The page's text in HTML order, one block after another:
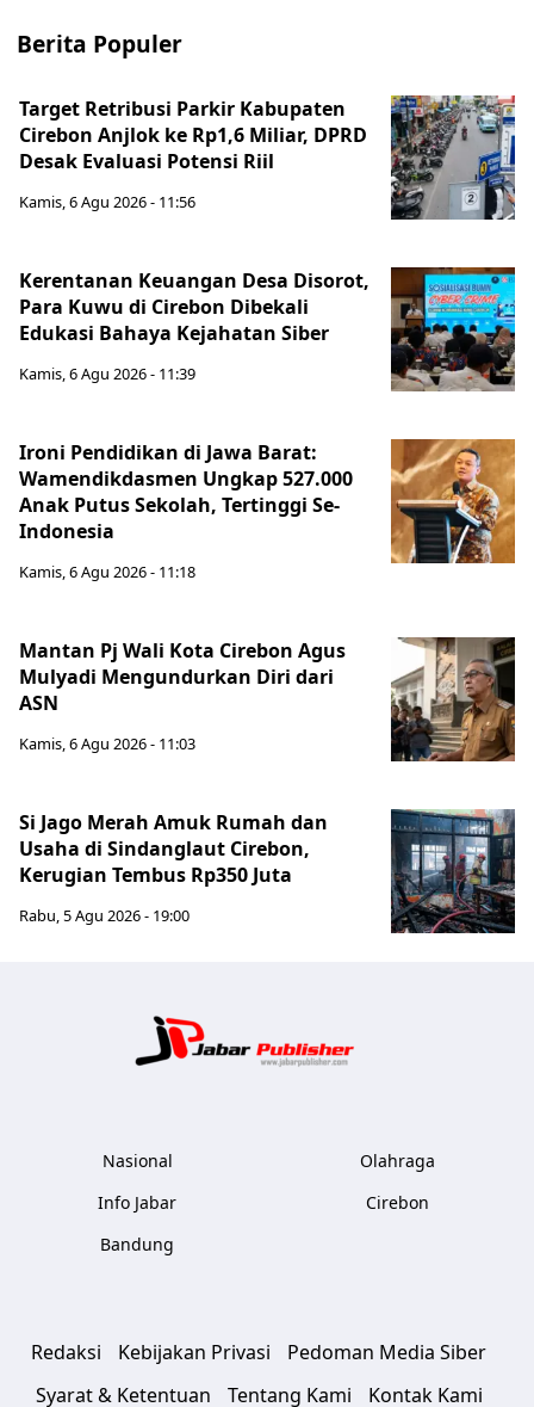
Berita Populer
Target Retribusi Parkir Kabupaten
Cirebon Anjlok ke Rp1,6 Miliar, DPRD
Desak Evaluasi Potensi Riil
Kamis, 6 Agu 2026 - 11:56
Kerentanan Keuangan Desa Disorot,
Para Kuwu di Cirebon Dibekali
Edukasi Bahaya Kejahatan Siber
Kamis, 6 Agu 2026 - 11:39
Ironi Pendidikan di Jawa Barat:
Wamendikdasmen Ungkap 527.000
Anak Putus Sekolah, Tertinggi Se-
Indonesia
Kamis, 6 Agu 2026 - 11:18
Mantan Pj Wali Kota Cirebon Agus
Mulyadi Mengundurkan Diri dari
ASN
Kamis, 6 Agu 2026 - 11:03
Si Jago Merah Amuk Rumah dan
Usaha di Sindanglaut Cirebon,
Kerugian Tembus Rp350 Juta
Rabu, 5 Agu 2026 - 19:00
Nasional
Info Jabar
Bandung
Olahraga
Cirebon
Redaksi Kebijakan Privasi
Pedoman Media Siber
Syarat & Ketentuan
Tentang Kami Kontak Kami